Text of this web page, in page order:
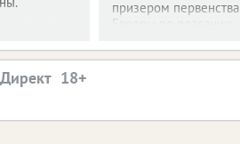
призером первенства
Европы по плаванию.